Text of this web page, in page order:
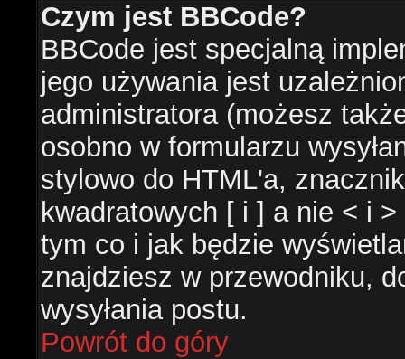
Czym jest BBCode?
BBCode jest specjalną
jego używania jest
administratora (możesz
osobno w formularzu
stylowo do HTML'a,
kwadratowych [ i ] a nie < i
tym co i jak będzie
znajdziesz w przewodniku,
wysyłania postu.
Powrót do góry